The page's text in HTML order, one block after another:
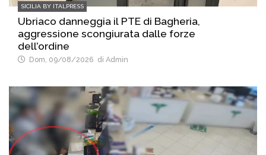
SICILIA BY ITALPRESS
Ubriaco danneggia il PTE di Bagheria,
aggressione scongiurata dalle forze
dell’ordine
Dom, 09/08/2026 di Admin